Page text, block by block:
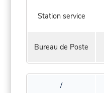
Station service
Bureau de Poste
/